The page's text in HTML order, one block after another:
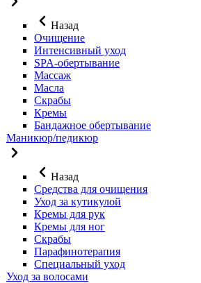
Назад
Очищение
Интенсивный уход
SPA-обертывание
Массаж
Масла
Скрабы
Кремы
Бандажное обертывание
Маникюр/педикюр
Назад
Средства для очищения
Уход за кутикулой
Кремы для рук
Кремы для ног
Скрабы
Парафинотерапия
Специальный уход
Уход за волосами